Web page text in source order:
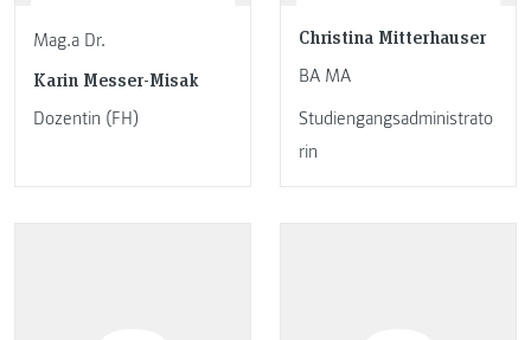
Mag.a Dr.
Karin Messer-Misak
Dozentin (FH)
Christina Mitterhauser
BA MA
Studiengangsadministrato
rin